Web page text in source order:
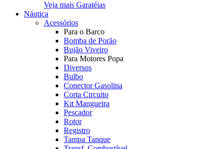
Veja mais Garatéias
Náutica
Acessórios
Para o Barco
Bomba de Porão
Bujão Viveiro
Para Motores Popa
Diversos
Bulbo
Conector Gasolina
Corta Circuito
Kit Mangueira
Pescador
Rotor
Registro
Tampa Tanque